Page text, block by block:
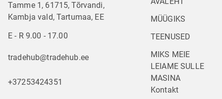
Tamme 1, 61715, Tõrvandi,
Kambja vald, Tartumaa, EE
E - R 9.00 - 17.00
tradehub@tradehub.ee
+37253424351
MÜÜGIKS
TEENUSED
MIKS MEIE
LEIAME SULLE
MASINA
Kontakt